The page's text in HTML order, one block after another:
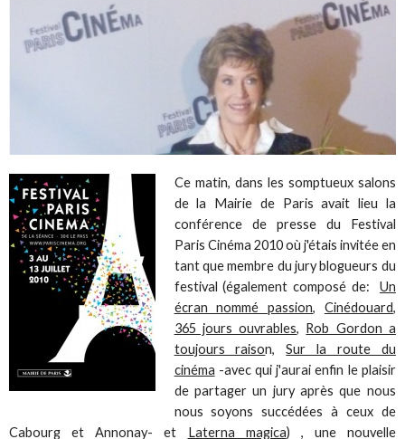
Ce matin, dans les somptueux salons
de la Mairie de Paris avait lieu la
conférence de presse du Festival
Paris Cinéma 2010 où j'étais invitée en
tant que membre du jury blogueurs du
festival (également composé de: Un
écran nommé passion, Cinédouard,
365 jours ouvrables, Rob Gordon a
toujours raison,Sur la route du
cinéma -avec qui j'aurai enfin le plaisir
de partager un jury après que nous
nous soyons succédées à ceux de
Cabourg et Annonay- et Laterna magica) , une nouvelle